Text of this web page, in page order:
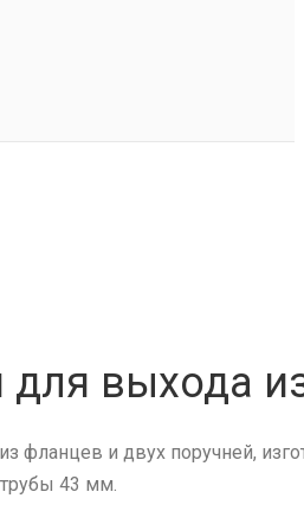
для выхода
фланцев и двух поручней,
43 мм.